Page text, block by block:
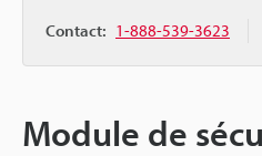
Contact: 1-888-539-3623
Module de